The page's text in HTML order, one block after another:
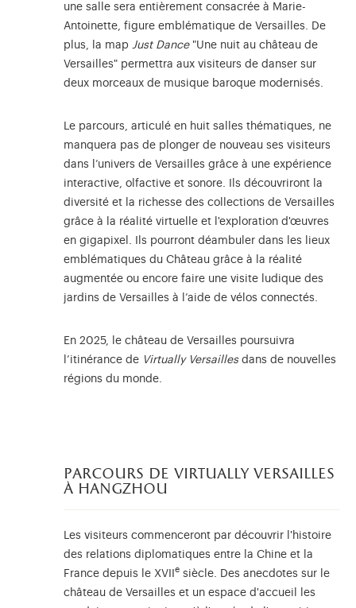
une salle sera entièrement consacrée à Marie-
Antoinette, figure emblématique de Versailles. De
plus, la map Just Dance"Une nuit au château de
Versailles" permettra aux visiteurs de danser sur
deux morceaux de musique baroque modernisés.
Le parcours, articulé en huit salles thématiques, ne
manquera pas de plonger de nouveau ses visiteurs
dans l’univers de Versailles grâce à une expérience
interactive, olfactive et sonore. Ils découvriront la
diversité et la richesse des collections de Versailles
grâce à la réalité virtuelle et l'exploration d'œuvres
en gigapixel. Ils pourront déambuler dans les lieux
emblématiques du Château grâce à la réalité
augmentée ou encore faire une visite ludique des
jardins de Versailles à l’aide de vélos connectés.
En 2025, le château de Versailles poursuivra
l’itinérance de Virtually Versaillesdans de nouvelles
régions du monde.
parcours de virtually versailles
à hangzhou
Les visiteurs commenceront par découvrir l'histoire
des relations diplomatiques entre la Chine et la
France depuis le XVII
e siècle. Des anecdotes sur le
château de Versailles et un espace d'accueil les